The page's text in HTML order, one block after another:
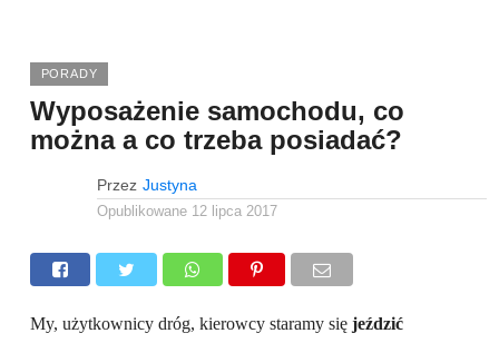
PORADY
Wyposażenie samochodu, co
można a co trzeba posiadać?
Przez Justyna
Opublikowane 12 lipca 2017
My, użytkownicy dróg, kierowcy staramy się jeździć